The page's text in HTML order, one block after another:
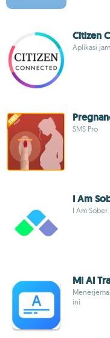
Citizen
Aplikasi
SMS Pro
I Am
I Am Sober
Mi AI
ini